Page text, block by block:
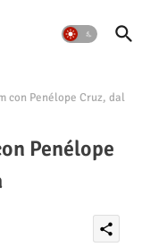
con Penélope Cruz, dal
Penélope
share